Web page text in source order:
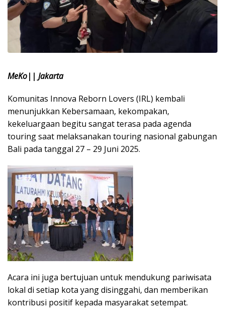
MeKo|| Jakarta
Komunitas Innova Reborn Lovers (IRL) kembali
menunjukkan Kebersamaan, kekompakan,
kekeluargaan begitu sangat terasa pada agenda
touring saat melaksanakan touring nasional gabungan
Bali pada tanggal 27 – 29 Juni 2025.
Acara ini juga bertujuan untuk mendukung pariwisata
lokal di setiap kota yang disinggahi, dan memberikan
kontribusi positif kepada masyarakat setempat.